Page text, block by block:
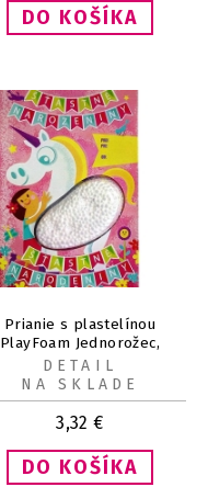
Prianie s plastelínou
PlayFoam Jednorožec,
Šťastné narodeniny
3,32 €
DETAIL
NA SKLADE